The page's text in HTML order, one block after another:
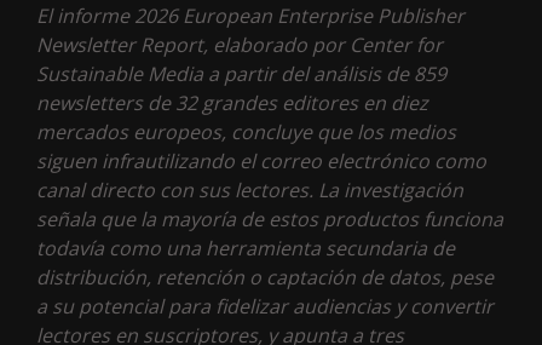
El informe 2026 European Enterprise Publisher
Newsletter Report, elaborado por Center for
Sustainable Media a partir del análisis de 859
newsletters de 32 grandes editores en diez
mercados europeos, concluye que los medios
siguen infrautilizando el correo electrónico como
canal directo con sus lectores. La investigación
señala que la mayoría de estos productos funciona
todavía como una herramienta secundaria de
distribución, retención o captación de datos, pese
a su potencial para fidelizar audiencias y convertir
lectores en suscriptores, y apunta a tres